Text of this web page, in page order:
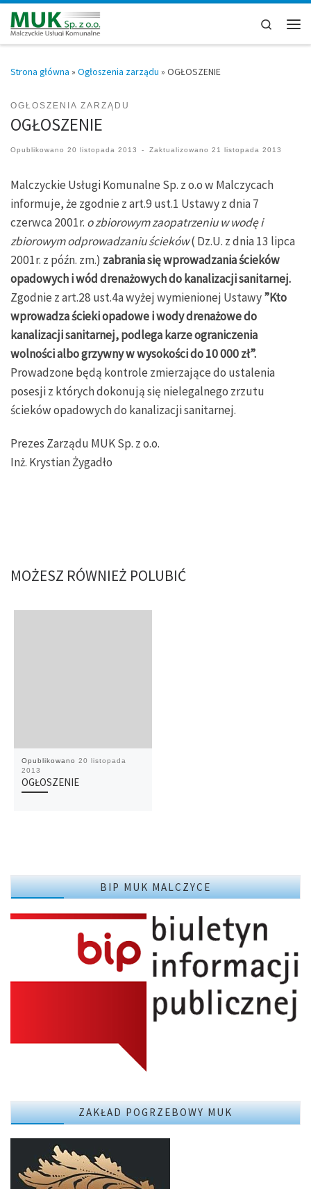
Przejdź do treści
Search
Strona główna » Ogłoszenia zarządu » OGŁOSZENIE
OGŁOSZENIA ZARZĄDU
OGŁOSZENIE
Opublikowano 20 listopada 2013 - Zaktualizowano 21 listopada 2013
Malczyckie Usługi Komunalne Sp. z o.o w Malczycach
informuje, że zgodnie z art.9 ust.1 Ustawy z dnia 7
czerwca 2001r. o zbiorowym zaopatrzeniu w wodę i
zbiorowym odprowadzaniu ścieków( Dz.U. z dnia 13 lipca
2001r. z późn. zm.) zabrania się wprowadzania ścieków
opadowych i wód drenażowych do kanalizacji sanitarnej.
Zgodnie z art.28 ust.4a wyżej wymienionej Ustawy”Kto
wprowadza ścieki opadowe i wody drenażowe do
kanalizacji sanitarnej, podlega karze ograniczenia
wolności albo grzywny w wysokości do 10 000 zł”.
Prowadzone będą kontrole zmierzające do ustalenia
posesji z których dokonują się nielegalnego zrzutu
ścieków opadowych do kanalizacji sanitarnej.
Prezes Zarządu MUK Sp. z o.o.
Inż. Krystian Żygadło
MOŻESZ RÓWNIEŻ POLUBIĆ
Opublikowano20 listopada
2013
OGŁOSZENIE
BIP MUK MALCZYCE
ZAKŁAD POGRZEBOWY MUK